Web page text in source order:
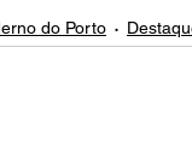
do Porto